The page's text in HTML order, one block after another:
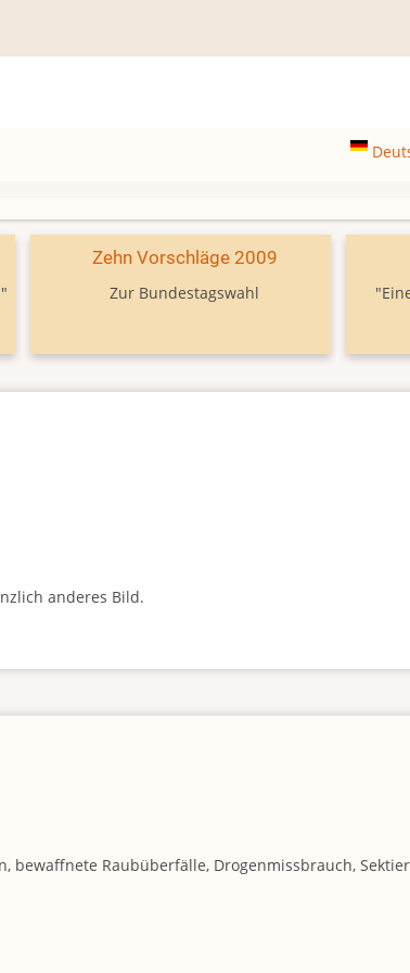
Zehn Vorschläge 2009
Zur Bundestagswahl
anderes Bild.
Raubüberfälle, Drogenmissbrauch,